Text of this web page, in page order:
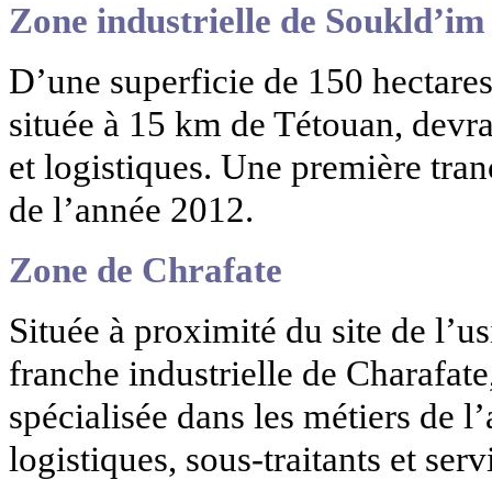
Zone industrielle de Soukld’im
D’une superficie de 150
située à 15 km de Tétouan,
et logistiques. Une première
de l’année 2012.
Zone de Chrafate
Située à proximité du site de
franche industrielle de
spécialisée dans les métiers de
logistiques, sous-traitants et